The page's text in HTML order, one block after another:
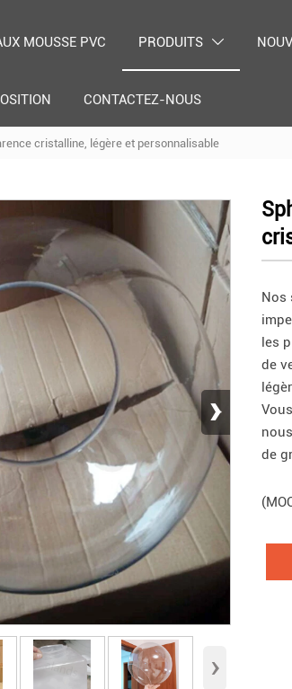
MOUSSE PVC PRODUITS 
CONTACTEZ-NOUS
cristalline, légère et personnalisable
›
›
Nos
les
de
de